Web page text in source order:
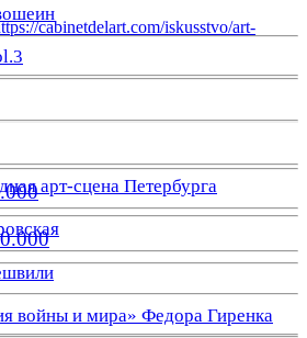
арт-сцена Петербурга
войны и мира» Федора Гиренка
cabinetdelart.com/iskusstvo/art-